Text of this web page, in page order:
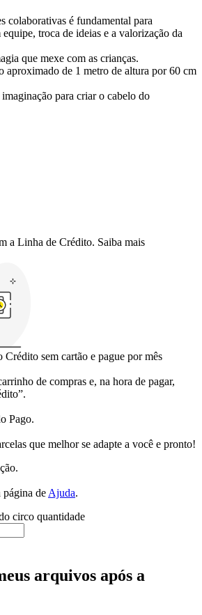
colaborativas é fundamental para
troca de ideias e a valorização da
que mexe com as crianças.
aproximado de 1 metro de altura por 60 cm
para criar o cabelo do
a Linha de Crédito. Saiba mais
sem cartão e pague por mês
de compras e, na hora de pagar,
Pago.
que melhor se adapte a você e pronto!
de Ajuda.
circo quantidade
arquivos após a